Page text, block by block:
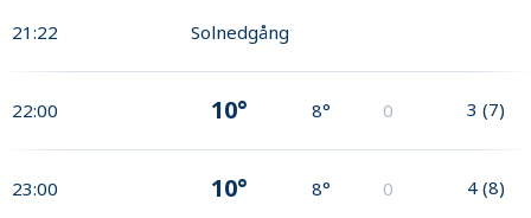
21:22 Solnedgång
22:00 10° 8° 0 3 (7)
23:00 10° 8° 0 4 (8)